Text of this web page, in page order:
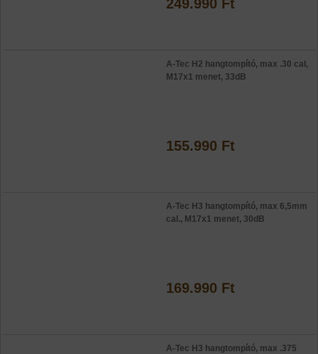
249.990 Ft
A-Tec H2 hangtompító, max .30 cal,
M17x1 menet, 33dB
155.990 Ft
A-Tec H3 hangtompító, max 6,5mm
cal., M17x1 menet, 30dB
169.990 Ft
A-Tec H3 hangtompító, max .375